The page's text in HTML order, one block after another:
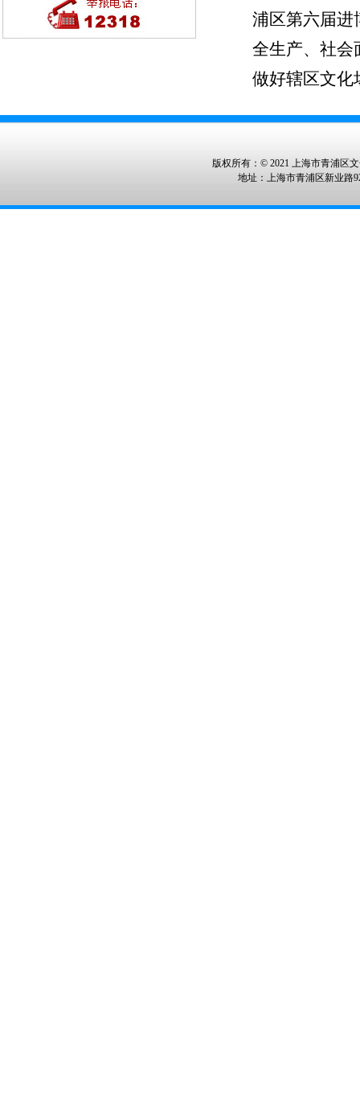
浦区第六届进
全生产、社会
做好辖区文化
版权所有：© 2021 上海市青浦区文
地址：上海市青浦区新业路